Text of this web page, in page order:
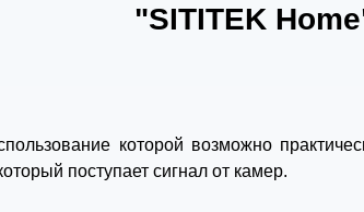
"SITITEK
которой возможно
поступает сигнал от камер.